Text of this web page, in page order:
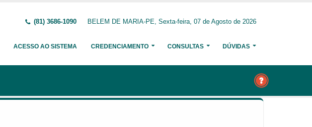
(81) 3686-1090 BELEM DE MARIA-PE, Sexta-feira, 07 de Agosto de 2026
ACESSO AO SISTEMA CREDENCIAMENTO CONSULTAS DÚVIDAS